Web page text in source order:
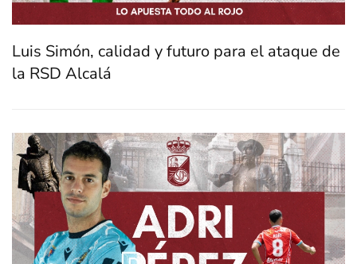
Luis Simón, calidad y futuro para el ataque de
la RSD Alcalá